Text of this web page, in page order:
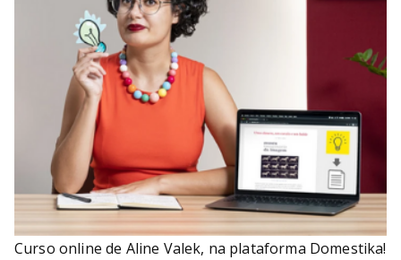
Curso online de Aline Valek, na plataforma Domestika!